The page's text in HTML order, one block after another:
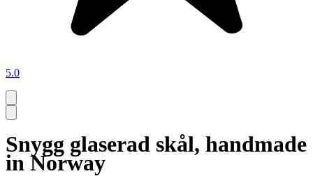
5.0
Snygg glaserad skål, handmade
in Norway